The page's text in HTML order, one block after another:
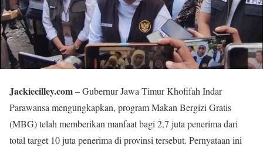
Jackiecilley.com– Gubernur Jawa Timur Khofifah Indar
Parawansa mengungkapkan, program Makan Bergizi Gratis
(MBG) telah memberikan manfaat bagi 2,7 juta penerima dari
total target 10 juta penerima di provinsi tersebut. Pernyataan ini